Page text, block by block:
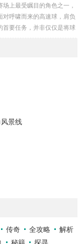
自然赐予这片土地的皇
的森林，森林里树木种类繁
透过枝叶的缝隙...
上最受瞩目的角色之一，
呼啸而来的高速球，肩负
要任务，并非仅仅是将球
准确判断球的速度、方向
这不仅要求击球手具备出
练来培养对球...
景线
传奇 全攻略
解析